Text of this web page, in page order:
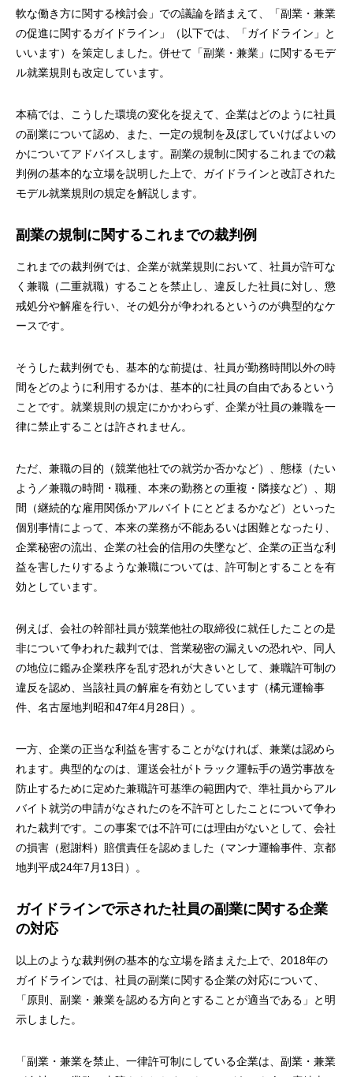
軟な働き方に関する検討会」での議論を踏まえて、「副業・兼業
の促進に関するガイドライン」（以下では、「ガイドライン」と
いいます）を策定しました。併せて「副業・兼業」に関するモデ
ル就業規則も改定しています。
本稿では、こうした環境の変化を捉えて、企業はどのように社員
の副業について認め、また、一定の規制を及ぼしていけばよいの
かについてアドバイスします。副業の規制に関するこれまでの裁
判例の基本的な立場を説明した上で、ガイドラインと改訂された
モデル就業規則の規定を解説します。
副業の規制に関するこれまでの裁判例
これまでの裁判例では、企業が就業規則において、社員が許可な
く兼職（二重就職）することを禁止し、違反した社員に対し、懲
戒処分や解雇を行い、その処分が争われるというのが典型的なケ
ースです。
そうした裁判例でも、基本的な前提は、社員が勤務時間以外の時
間をどのように利用するかは、基本的に社員の自由であるという
ことです。就業規則の規定にかかわらず、企業が社員の兼職を一
律に禁止することは許されません。
ただ、兼職の目的（競業他社での就労か否かなど）、態様（たい
よう／兼職の時間・職種、本来の勤務との重複・隣接など）、期
間（継続的な雇用関係かアルバイトにとどまるかなど）といった
個別事情によって、本来の業務が不能あるいは困難となったり、
企業秘密の流出、企業の社会的信用の失墜など、企業の正当な利
益を害したりするような兼職については、許可制とすることを有
効としています。
例えば、会社の幹部社員が競業他社の取締役に就任したことの是
非について争われた裁判では、営業秘密の漏えいの恐れや、同人
の地位に鑑み企業秩序を乱す恐れが大きいとして、兼職許可制の
違反を認め、当該社員の解雇を有効としています（橘元運輸事
件、名古屋地判昭和47年4月28日）。
一方、企業の正当な利益を害することがなければ、兼業は認めら
れます。典型的なのは、運送会社がトラック運転手の過労事故を
防止するために定めた兼職許可基準の範囲内で、準社員からアル
バイト就労の申請がなされたのを不許可としたことについて争わ
れた裁判です。この事案では不許可には理由がないとして、会社
の損害（慰謝料）賠償責任を認めました（マンナ運輸事件、京都
地判平成24年7月13日）。
ガイドラインで示された社員の副業に関する企業
の対応
以上のような裁判例の基本的な立場を踏まえた上で、2018年の
ガイドラインでは、社員の副業に関する企業の対応について、
「原則、副業・兼業を認める方向とすることが適当である」と明
示しました。
「副業・兼業を禁止、一律許可制にしている企業は、副業・兼業